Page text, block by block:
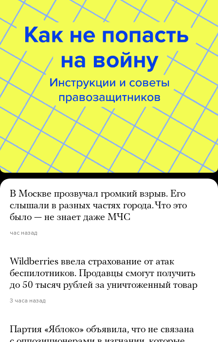
В Москве прозвучал громкий взрыв. Его
слышали в разных частях города. Что это
было — не знает даже МЧС
час назад
Wildberries ввела страхование от атак
беспилотников. Продавцы смогут получить
до 50 тысяч рублей за уничтоженный товар
3 часа назад
Партия «Яблоко» объявила, что не связана